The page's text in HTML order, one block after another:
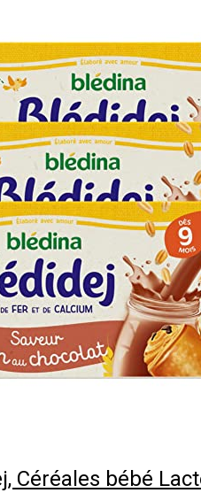
Céréales bébé